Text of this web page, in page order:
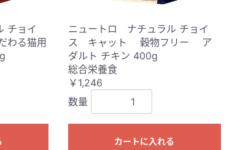
チョイ
る猫用
ニュートロ ナチュラル チョイ
ス キャット 穀物フリー ア
ダルト チキン 400g
総合栄養食
￥1,246
数量
カートに入れる